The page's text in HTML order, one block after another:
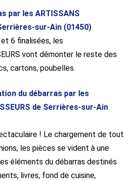
par les ARTISSANS
sur-Ain (01450)
6 finalisées, les
vont démonter le reste des
cartons, poubelles.
du débarras par les
de Serrières-sur-Ain
! Le chargement de tout
les pièces se vident à une
éléments du débarras destinés
livres, fond de cuisine,